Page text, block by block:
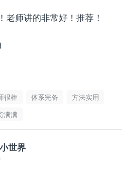
老师讲的非常好！推荐！
很棒 体系完备
方法实用
满满
世界